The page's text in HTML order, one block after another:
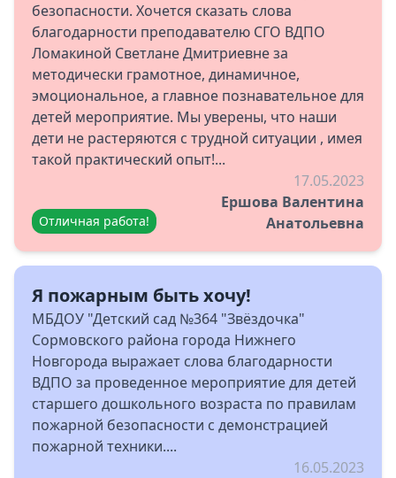
безопасности. Хочется сказать слова
благодарности преподавателю СГО ВДПО
Ломакиной Светлане Дмитриевне за
методически грамотное, динамичное,
эмоциональное, а главное познавательное для
детей мероприятие. Мы уверены, что наши
дети не растеряются с трудной ситуации , имея
такой практический опыт!...
Отличная работа!
17.05.2023
Ершова Валентина
Анатольевна
Я пожарным быть хочу!
МБДОУ "Детский сад №364 "Звёздочка"
Сормовского района города Нижнего
Новгорода выражает слова благодарности
ВДПО за проведенное мероприятие для детей
старшего дошкольного возраста по правилам
пожарной безопасности с демонстрацией
пожарной техники....
16.05.2023